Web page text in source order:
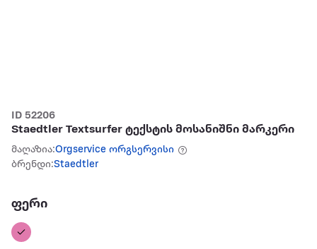
ID 52206
Staedtler Textsurfer ტექსტის მოსანიშნი მარკერი
მაღაზია:Orgservice ორგსერვისი
ბრენდი:Staedtler
ფერი